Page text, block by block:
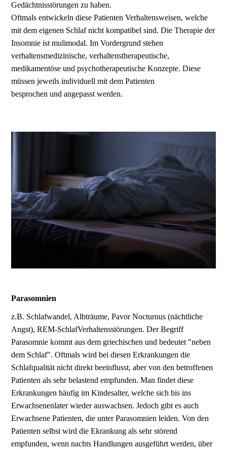
Gedächtnisstörungen zu haben.
Oftmals entwickeln diese Patienten Verhaltensweisen, welche
mit dem eigenen Schlaf nicht kompatibel sind. Die Therapie der
Insomnie ist mulimodal. Im Vordergrund stehen
verhaltensmedizinische, verhaltenstherapeutische,
medikamentöse und psychotherapeutische Konzepte. Diese
müssen jeweils individuell mit dem Patienten
besprochen und angepasst werden.
Parasomnien
z.B. Schlafwandel, Albträume, Pavor Nocturnus (nächtliche
Angst), REM-Schlaf­Verhaltensstörungen. Der Begriff
Parasomnie kommt aus dem griechischen und bedeutet "neben
dem Schlaf". Oftmals wird bei diesen Erkrankungen die
Schlafqualität nicht direkt beeinflusst, aber von den betroffenen
Patienten als sehr belastend empfunden. Man findet diese
Erkrankungen häufig im Kindesalter, welche sich bis ins
Erwachsenenlater wieder auswachsen. Jedoch gibt es auch
Erwachsene Patienten, die unter Parasomnien leiden. Von den
Patienten selbst wird die Ekrankung als sehr störend
empfunden, wenn nachts Handlungen ausgeführt werden, über